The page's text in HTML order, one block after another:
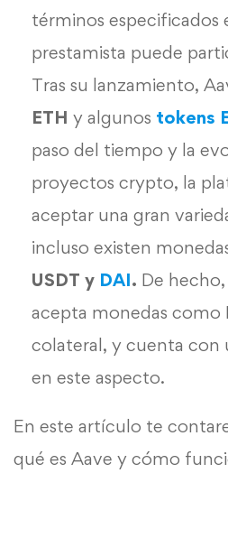
términos especificados
prestamista puede
Tras su lanzamiento,
ETH y algunos tokens
paso del tiempo y la
proyectos crypto, la
aceptar una gran
incluso existen
USDT y DAI. De
acepta monedas como
colateral, y cuenta con
en este aspecto.
En este artículo te
qué es Aave y cómo